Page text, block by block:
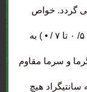
گردد. خواص
*پوکه معدنی (پوکه.com) وزن مخصوص پائین ( ۵/ ۰ تا ۷ / • ) به
و سرما مقاوم
به طوری که تا ۷۶۰ درجه سانتیگراد هیچ